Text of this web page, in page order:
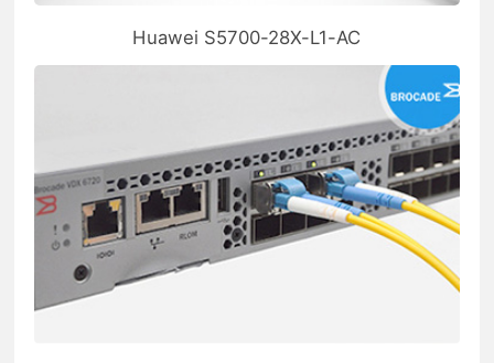
Huawei S5700-28X-L1-AC